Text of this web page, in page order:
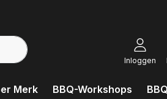
Inloggen
Merk BBQ-Workshops